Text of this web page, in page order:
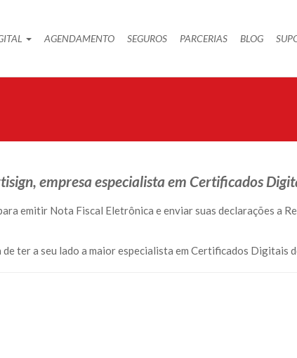
AGENDAMENTO SEGUROS PARCERIAS BLOG
empresa especialista em Certificados
emitir Nota Fiscal Eletrônica e enviar suas declarações a
ter a seu lado a maior especialista em Certificados Digitais